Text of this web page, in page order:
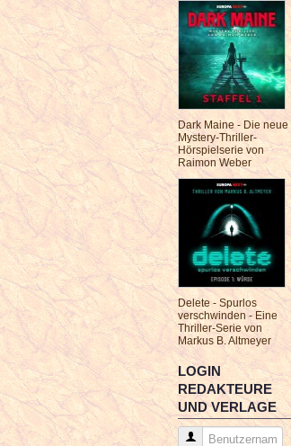
Dark Maine - Die neue
Mystery-Thriller-
Hörspielserie von
Raimon Weber
Delete - Spurlos
verschwinden - Eine
Thriller-Serie von
Markus B. Altmeyer
LOGIN
REDAKTEURE
UND VERLAGE
Benutzername